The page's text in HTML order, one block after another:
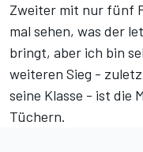
Zweiter mit nur fünf
mal sehen, was der
bringt, aber ich bin
weiteren Sieg -
seine Klasse - ist die
Tüchern.